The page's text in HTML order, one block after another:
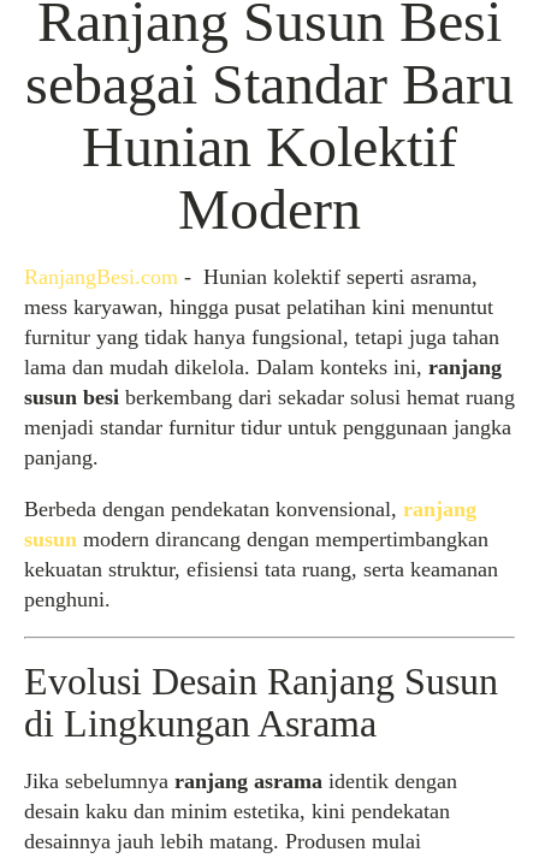
Ranjang Susun Besi
sebagai Standar Baru
Hunian Kolektif
Modern
RanjangBesi.com - Hunian kolektif seperti asrama,
mess karyawan, hingga pusat pelatihan kini menuntut
furnitur yang tidak hanya fungsional, tetapi juga tahan
lama dan mudah dikelola. Dalam konteks ini, ranjang
susun besi berkembang dari sekadar solusi hemat ruang
menjadi standar furnitur tidur untuk penggunaan jangka
panjang.
Berbeda dengan pendekatan konvensional, ranjang
susun modern dirancang dengan mempertimbangkan
kekuatan struktur, efisiensi tata ruang, serta keamanan
penghuni.
Evolusi Desain Ranjang Susun
di Lingkungan Asrama
Jika sebelumnya ranjang asrama identik dengan
desain kaku dan minim estetika, kini pendekatan
desainnya jauh lebih matang. Produsen mulai